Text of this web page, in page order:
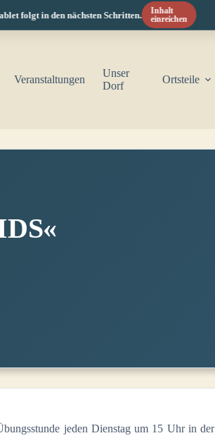
folgt in den nächsten Schritten.
Inhalt
einreichen
Veranstaltungen
Unser
Dorf
Ortsteile
jeden Dienstag um 15 Uhr in